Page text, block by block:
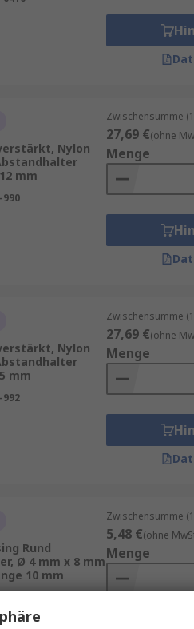
Nylon
mm
990
Zwischensumme
27,69 €(ohne
Menge
Nylon
mm
992
Zwischensumme
27,69 €(ohne
Menge
Rund
Ø 4 mm x 8 mm
10 mm
Zwischensumme
5,48 €(ohne
Menge